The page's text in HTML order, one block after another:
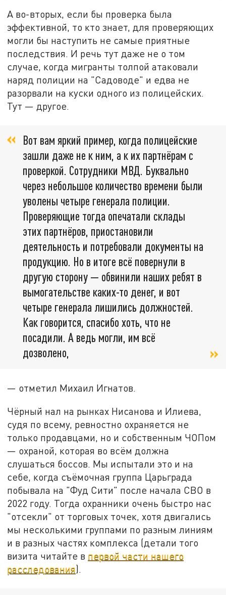
А во-вторых, если бы проверка была
эффективной, то кто знает, для проверяющих
могли бы наступить не самые приятные
последствия. И речь тут даже не о том
случае, когда мигранты толпой атаковали
наряд полиции на "Садоводе" и едва не
разорвали на куски одного из полицейских.
Тут — другое.
Вот вам яркий пример, когда полицейские
зашли даже не к ним, а к их партнёрам с
проверкой. Сотрудники МВД. Буквально
через небольшое количество времени были
уволены четыре генерала полиции.
Проверяющие тогда опечатали склады
этих партнёров, приостановили
деятельность и потребовали документы на
продукцию. Но в итоге всё повернули в
другую сторону — обвинили наших ребят в
вымогательстве каких-то денег, и вот
четыре генерала лишились должностей.
Как говорится, спасибо хоть, что не
посадили. А ведь могли, им всё
дозволено,
— отметил Михаил Игнатов.
Чёрный нал на рынках Нисанова и Илиева,
судя по всему, ревностно охраняется не
только продавцами, но и собственным ЧОПом
— охраной, которая во всём должна
слушаться боссов. Мы испытали это и на
себе, когда съёмочная группа Царьграда
побывала на "Фуд Сити" после начала СВО в
2022 году. Тогда охранники очень быстро нас
"отсекли" от торговых точек, хотя двигались
мы несколькими группами по разным линиям
и в разных частях комплекса (детали того
визита читайте в первой части нашего
расследования).